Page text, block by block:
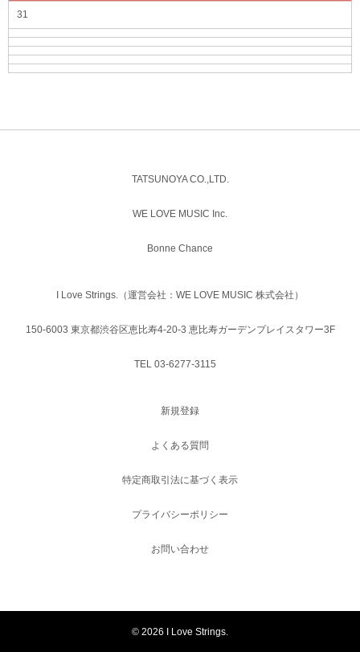
31
TATSUNOYA CO.,LTD.
WE LOVE MUSIC Inc.
Bonne Chance
I Love Strings.（運営会社：WE LOVE MUSIC 株式会社）
150-6003 東京都渋谷区恵比寿4-20-3 恵比寿ガーデンプレイスタワー3F
TEL 03-6277-3115
新規登録
よくある質問
特定商取引法に基づく表示
プライバシーポリシー
お問い合わせ
© 2026 I Love Strings.